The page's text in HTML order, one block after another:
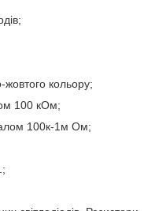
жовтого кольору;
100 кОм;
100к-1м Ом;